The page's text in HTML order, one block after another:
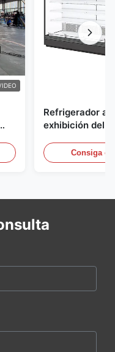
Refrigerador
exhibición del
aire abierto
Consiga el